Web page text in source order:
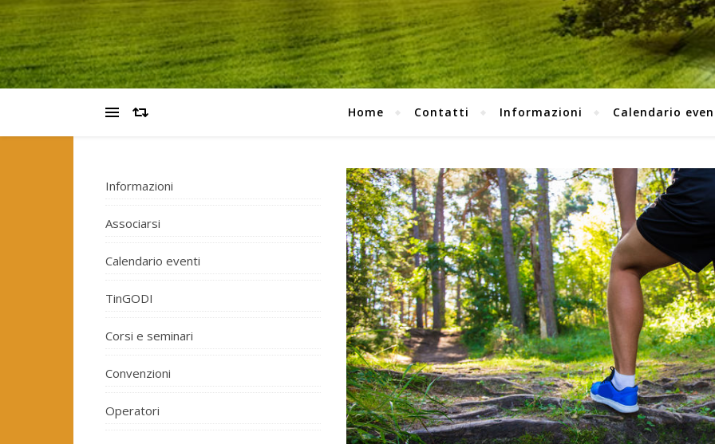
Home Contatti Informazioni Calendario
Informazioni
Associarsi
Calendario eventi
TinGODI
Corsi e seminari
Convenzioni
Operatori